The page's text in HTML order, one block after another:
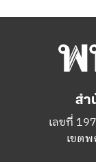
สำ
เลขที่
เขต